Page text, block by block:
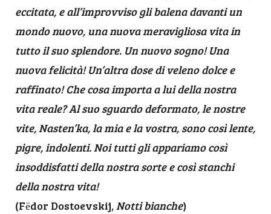
eccitata, e all’improvviso gli balena davanti un
mondo nuovo, una nuova meravigliosa vita in
tutto il suo splendore. Un nuovo sogno! Una
nuova felicità! Un’altra dose di veleno dolce e
raffinato! Che cosa importa a lui della nostra
vita reale? Al suo sguardo deformato, le nostre
vite, Nasten’ka, la mia e la vostra, sono così lente,
pigre, indolenti. Noi tutti gli appariamo così
insoddisfatti della nostra sorte e così stanchi
della nostra vita!
(Fёdor Dostoevskij,Notti bianche)